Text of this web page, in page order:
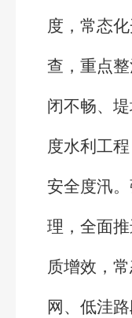
度，常态
查，重点
闭不畅、
度水利工
安全度汛
理，全面
质增效，
网、低洼